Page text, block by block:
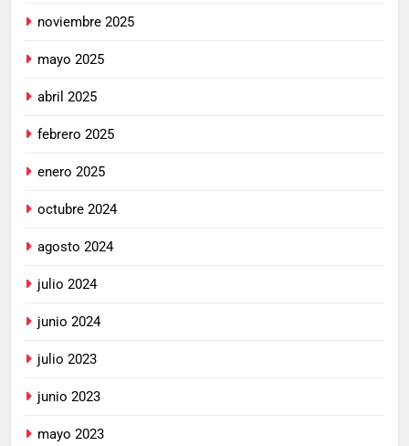
noviembre 2025
mayo 2025
abril 2025
febrero 2025
enero 2025
octubre 2024
agosto 2024
julio 2024
junio 2024
julio 2023
junio 2023
mayo 2023